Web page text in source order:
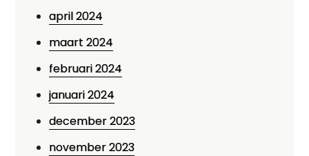
april 2024
maart 2024
februari 2024
januari 2024
december 2023
november 2023